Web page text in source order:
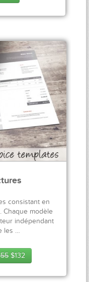
consistant en
Chaque modèle
indépendant
les …
$132